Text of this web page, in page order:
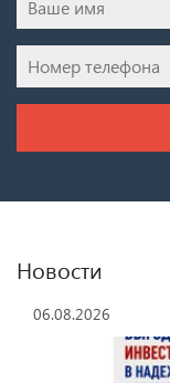
Новости
06.08.2026